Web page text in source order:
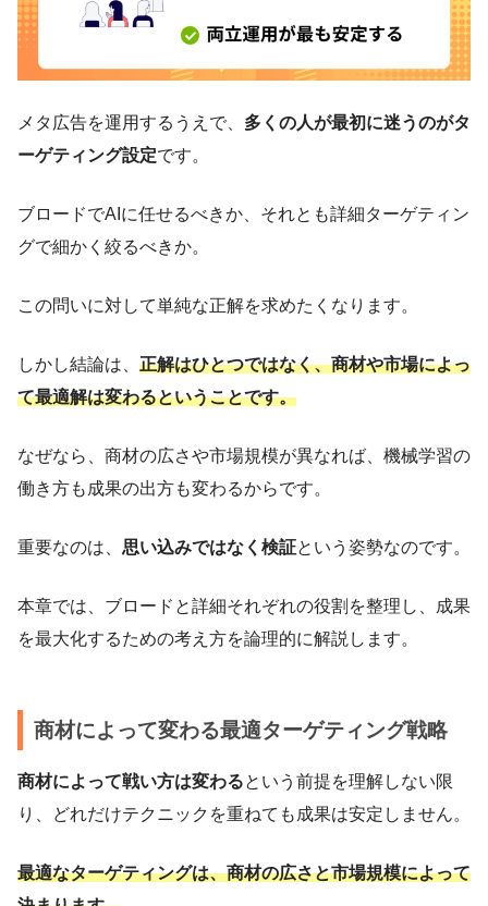
メタ広告を運用するうえで、 多くの人が最初に迷うのがタ
ーゲティング設定です。
ブロードでAIに任せるべきか、それとも詳細ターゲティン
グで細かく絞るべきか。
この問いに対して単純な正解を求めたくなります。
しかし結論は、 正解はひとつではなく、商材や市場によっ
て最適解は変わるということです。
なぜなら、商材の広さや市場規模が異なれば、機械学習の
働き方も成果の出方も変わるからです。
重要なのは、 思い込みではなく検証という姿勢なのです。
本章では、ブロードと詳細それぞれの役割を整理し、成果
を最大化するための考え方を論理的に解説します。
商材によって変わる最適ターゲティング戦略
商材によって戦い方は変わるという前提を理解しない限
り、どれだけテクニックを重ねても成果は安定しません。
最適なターゲティングは、商材の広さと市場規模によって